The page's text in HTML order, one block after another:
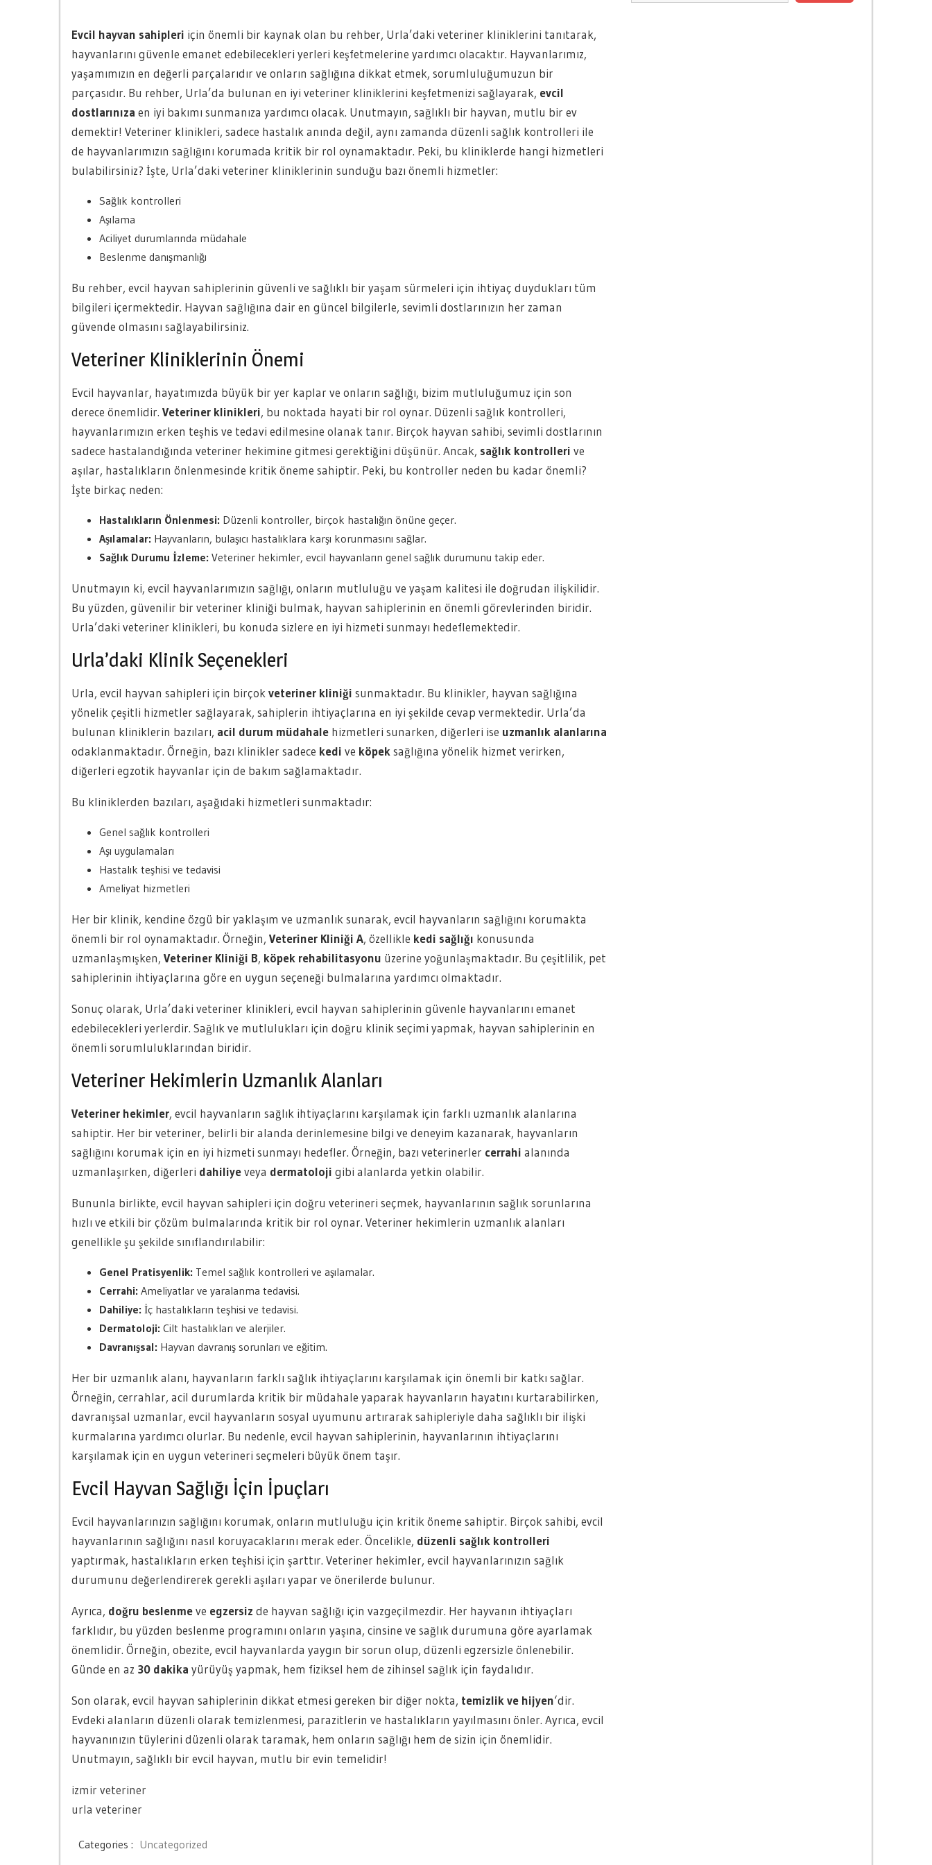
Evcil hayvan sahipleri için önemli bir kaynak olan bu rehber, Urla’daki veteriner kliniklerini tanıtarak,
hayvanlarını güvenle emanet edebilecekleri yerleri keşfetmelerine yardımcı olacaktır. Hayvanlarımız,
yaşamımızın en değerli parçalarıdır ve onların sağlığına dikkat etmek, sorumluluğumuzun bir
parçasıdır. Bu rehber, Urla’da bulunan en iyi veteriner kliniklerini keşfetmenizi sağlayarak, evcil
dostlarınıza en iyi bakımı sunmanıza yardımcı olacak. Unutmayın, sağlıklı bir hayvan, mutlu bir ev
demektir! Veteriner klinikleri, sadece hastalık anında değil, aynı zamanda düzenli sağlık kontrolleri ile
de hayvanlarımızın sağlığını korumada kritik bir rol oynamaktadır. Peki, bu kliniklerde hangi hizmetleri
bulabilirsiniz? İşte, Urla’daki veteriner kliniklerinin sunduğu bazı önemli hizmetler:
Sağlık kontrolleri
Aşılama
Aciliyet durumlarında müdahale
Beslenme danışmanlığı
Bu rehber, evcil hayvan sahiplerinin güvenli ve sağlıklı bir yaşam sürmeleri için ihtiyaç duydukları tüm
bilgileri içermektedir. Hayvan sağlığına dair en güncel bilgilerle, sevimli dostlarınızın her zaman
güvende olmasını sağlayabilirsiniz.
Veteriner Kliniklerinin Önemi
Evcil hayvanlar, hayatımızda büyük bir yer kaplar ve onların sağlığı, bizim mutluluğumuz için son
derece önemlidir. Veteriner klinikleri, bu noktada hayati bir rol oynar. Düzenli sağlık kontrolleri,
hayvanlarımızın erken teşhis ve tedavi edilmesine olanak tanır. Birçok hayvan sahibi, sevimli dostlarının
sadece hastalandığında veteriner hekimine gitmesi gerektiğini düşünür. Ancak, sağlık kontrolleri ve
aşılar, hastalıkların önlenmesinde kritik öneme sahiptir. Peki, bu kontroller neden bu kadar önemli?
İşte birkaç neden:
Hastalıkların Önlenmesi: Düzenli kontroller, birçok hastalığın önüne geçer.
Aşılamalar: Hayvanların, bulaşıcı hastalıklara karşı korunmasını sağlar.
Sağlık Durumu İzleme: Veteriner hekimler, evcil hayvanların genel sağlık durumunu takip eder.
Unutmayın ki, evcil hayvanlarımızın sağlığı, onların mutluluğu ve yaşam kalitesi ile doğrudan ilişkilidir.
Bu yüzden, güvenilir bir veteriner kliniği bulmak, hayvan sahiplerinin en önemli görevlerinden biridir.
Urla’daki veteriner klinikleri, bu konuda sizlere en iyi hizmeti sunmayı hedeflemektedir.
Urla’daki Klinik Seçenekleri
Urla, evcil hayvan sahipleri için birçok veteriner kliniği sunmaktadır. Bu klinikler, hayvan sağlığına
yönelik çeşitli hizmetler sağlayarak, sahiplerin ihtiyaçlarına en iyi şekilde cevap vermektedir. Urla’da
bulunan kliniklerin bazıları, acil durum müdahale hizmetleri sunarken, diğerleri ise uzmanlık alanlarına
odaklanmaktadır. Örneğin, bazı klinikler sadece kedi ve köpek sağlığına yönelik hizmet verirken,
diğerleri egzotik hayvanlar için de bakım sağlamaktadır.
Bu kliniklerden bazıları, aşağıdaki hizmetleri sunmaktadır:
Genel sağlık kontrolleri
Aşı uygulamaları
Hastalık teşhisi ve tedavisi
Ameliyat hizmetleri
Her bir klinik, kendine özgü bir yaklaşım ve uzmanlık sunarak, evcil hayvanların sağlığını korumakta
önemli bir rol oynamaktadır. Örneğin, Veteriner Kliniği A, özellikle kedi sağlığı konusunda
uzmanlaşmışken, Veteriner Kliniği B, köpek rehabilitasyonu üzerine yoğunlaşmaktadır. Bu çeşitlilik, pet
sahiplerinin ihtiyaçlarına göre en uygun seçeneği bulmalarına yardımcı olmaktadır.
Sonuç olarak, Urla’daki veteriner klinikleri, evcil hayvan sahiplerinin güvenle hayvanlarını emanet
edebilecekleri yerlerdir. Sağlık ve mutlulukları için doğru klinik seçimi yapmak, hayvan sahiplerinin en
önemli sorumluluklarından biridir.
Veteriner Hekimlerin Uzmanlık Alanları
Veteriner hekimler, evcil hayvanların sağlık ihtiyaçlarını karşılamak için farklı uzmanlık alanlarına
sahiptir. Her bir veteriner, belirli bir alanda derinlemesine bilgi ve deneyim kazanarak, hayvanların
sağlığını korumak için en iyi hizmeti sunmayı hedefler. Örneğin, bazı veterinerler cerrahi alanında
uzmanlaşırken, diğerleri dahiliyeveya dermatoloji gibi alanlarda yetkin olabilir.
Bununla birlikte, evcil hayvan sahipleri için doğru veterineri seçmek, hayvanlarının sağlık sorunlarına
hızlı ve etkili bir çözüm bulmalarında kritik bir rol oynar. Veteriner hekimlerin uzmanlık alanları
genellikle şu şekilde sınıflandırılabilir:
Genel Pratisyenlik: Temel sağlık kontrolleri ve aşılamalar.
Cerrahi: Ameliyatlar ve yaralanma tedavisi.
Dahiliye: İç hastalıkların teşhisi ve tedavisi.
Dermatoloji: Cilt hastalıkları ve alerjiler.
Davranışsal: Hayvan davranış sorunları ve eğitim.
Her bir uzmanlık alanı, hayvanların farklı sağlık ihtiyaçlarını karşılamak için önemli bir katkı sağlar.
Örneğin, cerrahlar, acil durumlarda kritik bir müdahale yaparak hayvanların hayatını kurtarabilirken,
davranışsal uzmanlar, evcil hayvanların sosyal uyumunu artırarak sahipleriyle daha sağlıklı bir ilişki
kurmalarına yardımcı olurlar. Bu nedenle, evcil hayvan sahiplerinin, hayvanlarının ihtiyaçlarını
karşılamak için en uygun veterineri seçmeleri büyük önem taşır.
Evcil Hayvan Sağlığı İçin İpuçları
Evcil hayvanlarınızın sağlığını korumak, onların mutluluğu için kritik öneme sahiptir. Birçok sahibi, evcil
hayvanlarının sağlığını nasıl koruyacaklarını merak eder. Öncelikle, düzenli sağlık kontrolleri
yaptırmak, hastalıkların erken teşhisi için şarttır. Veteriner hekimler, evcil hayvanlarınızın sağlık
durumunu değerlendirerek gerekli aşıları yapar ve önerilerde bulunur.
Ayrıca, doğru beslenmeve egzersiz de hayvan sağlığı için vazgeçilmezdir. Her hayvanın ihtiyaçları
farklıdır, bu yüzden beslenme programını onların yaşına, cinsine ve sağlık durumuna göre ayarlamak
önemlidir. Örneğin, obezite, evcil hayvanlarda yaygın bir sorun olup, düzenli egzersizle önlenebilir.
Günde en az 30 dakika yürüyüş yapmak, hem fiziksel hem de zihinsel sağlık için faydalıdır.
Son olarak, evcil hayvan sahiplerinin dikkat etmesi gereken bir diğer nokta, temizlik ve hijyen‘dir.
Evdeki alanların düzenli olarak temizlenmesi, parazitlerin ve hastalıkların yayılmasını önler. Ayrıca, evcil
hayvanınızın tüylerini düzenli olarak taramak, hem onların sağlığı hem de sizin için önemlidir.
Unutmayın, sağlıklı bir evcil hayvan, mutlu bir evin temelidir!
izmir veteriner
urla veteriner
Categories : Uncategorized